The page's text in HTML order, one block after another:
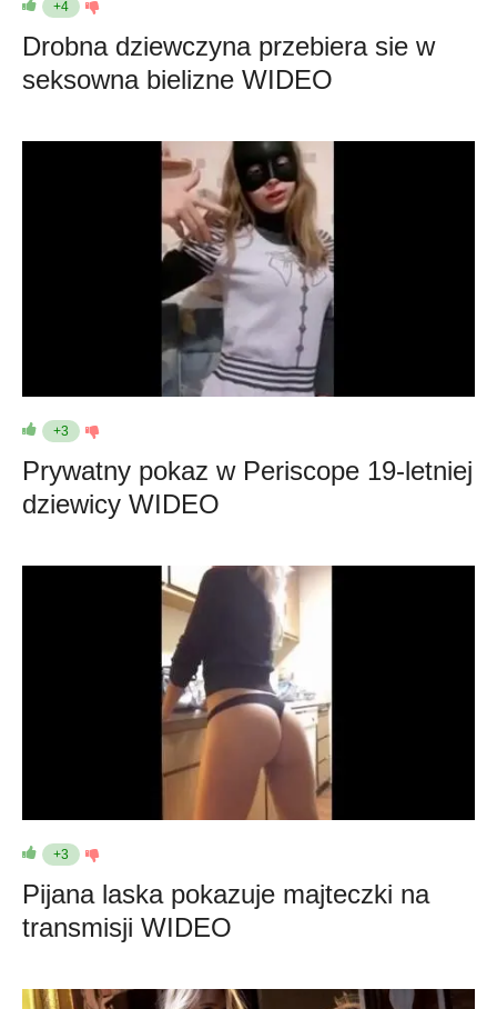
+4
Drobna dziewczyna przebiera sie w
seksowna bielizne WIDEO
+3
Prywatny pokaz w Periscope 19-letniej
dziewicy WIDEO
+3
Pijana laska pokazuje majteczki na
transmisji WIDEO